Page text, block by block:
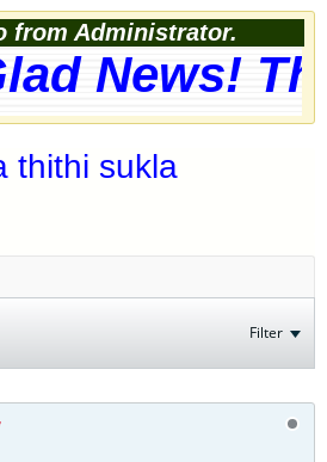
from Administrator.
News!
thithi sukla
Filter